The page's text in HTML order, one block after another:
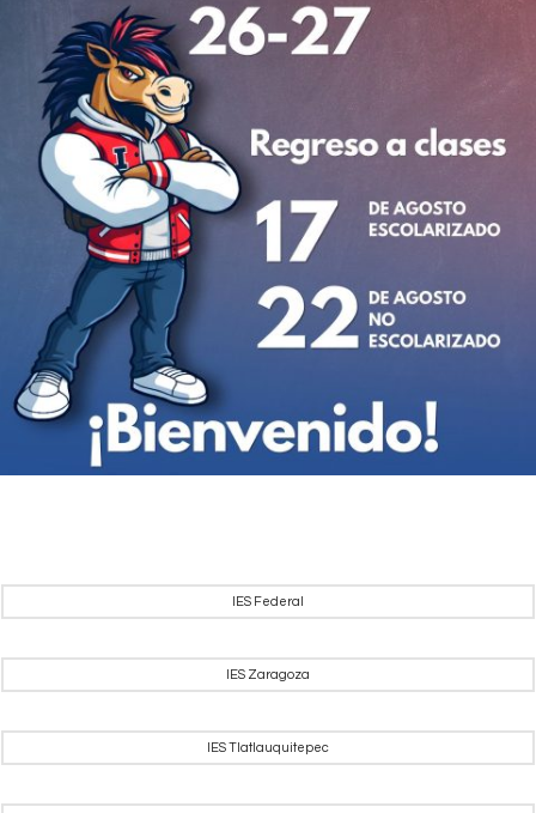
IES Federal
IES Zaragoza
IES Tlatlauquitepec